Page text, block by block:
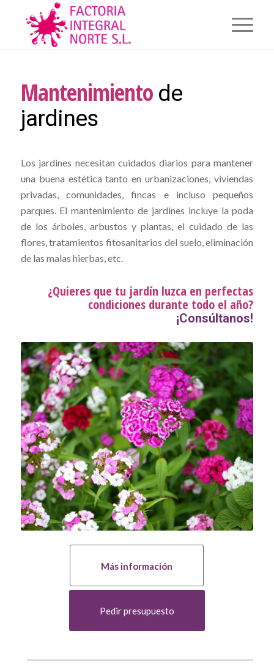
Mantenimientode
jardines
Los jardines necesitan cuidados diarios para mantener
una buena estética tanto en urbanizaciones, viviendas
privadas, comunidades, fincas e incluso pequeños
parques. El mantenimiento de jardines incluye la poda
de los árboles, arbustos y plantas, el cuidado de las
flores, tratamientos fitosanitarios del suelo, eliminación
de las malas hierbas, etc.
¿Quieres que tu jardín luzca en perfectas
condiciones durante todo el año?
¡Consúltanos!
Más información
Pedir presupuesto